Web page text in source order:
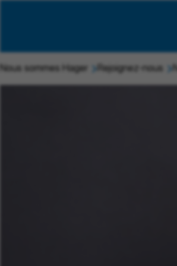
Nous sommes Hager Rejoignez-nous